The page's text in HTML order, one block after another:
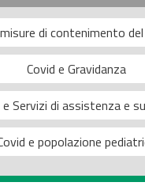
di contenimento
Covid e Gravidanza
e Servizi di assistenza e
e popolazione